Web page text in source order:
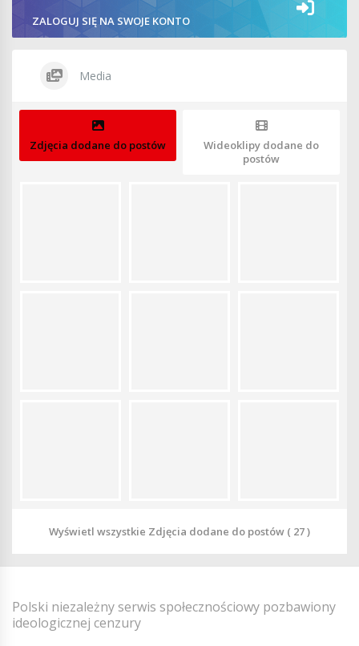
ZALOGUJ SIĘ NA SWOJE KONTO
Media
Zdjęcia dodane do postów
Wideoklipy dodane do
postów
Wyświetl wszystkie Zdjęcia dodane do postów ( 27 )
Polski niezależny serwis społecznościowy pozbawiony
ideologicznej cenzury